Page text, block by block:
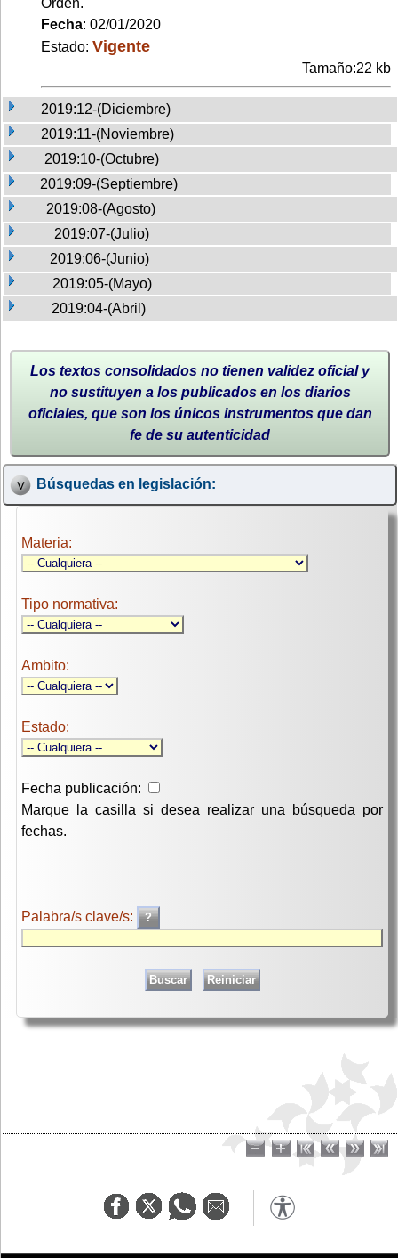
Fecha: 02/01/2020
Estado: Vigente
Tamaño:22 kb
2019:12-(Diciembre)
2019:11-(Noviembre)
2019:10-(Octubre)
2019:09-(Septiembre)
2019:08-(Agosto)
2019:07-(Julio)
2019:06-(Junio)
2019:05-(Mayo)
2019:04-(Abril)
Los textos consolidados no tienen validez oficial y
no sustituyen a los publicados en los diarios
oficiales, que son los únicos instrumentos que dan
fe de su autenticidad
Búsquedas en legislación:
Materia:
Tipo normativa:
Ambito:
Estado:
Fecha publicación:
Marque la casilla si desea realizar una búsqueda por
fechas.
Palabra/s clave/s: